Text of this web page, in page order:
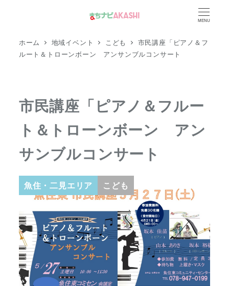
MENU
ホーム 地域イベント こども
市民講座「ピアノ＆フ
ルート＆トローンボーン アンサンブルコンサート
市民講座「ピアノ＆フルー
ト＆トローンボーン アン
サンブルコンサート
魚住・二見エリア こども